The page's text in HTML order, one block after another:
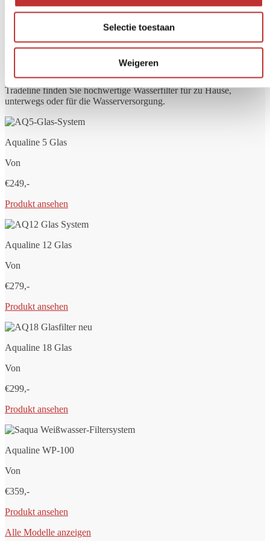
Selectie toestaan
Weigeren
Kennen Sie schon unsere
Möchten Sie immer sauberes und sicheres Trinkwasser? Ein
Wasserfilter hilft, unerwünschte Stoffe wie Bakterien, Chlor, PFAS,
Mikroplastik und Medikamentenrückstände zu entfernen. Bei
Tradeline finden Sie hochwertige Wasserfilter für zu Hause,
unterwegs oder für die Wasserversorgung.
Aqualine 5 Glas
Von
€249,-
Produkt ansehen
Aqualine 12 Glas
Von
€279,-
Produkt ansehen
Aqualine 18 Glas
Von
€299,-
Produkt ansehen
Aqualine WP-100
Von
€359,-
Produkt ansehen
Alle Modelle anzeigen